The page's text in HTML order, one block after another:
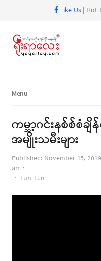
Like Us| Hot
Menu
Menu
ကမ္ဘာ့ဂင်းနစ်စ်စံခ
အမျိုးသမီးများ
Published: November 15, 2019
am
Author
Tun Tun